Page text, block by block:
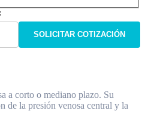
a corto o mediano plazo. Su
de la presión venosa central y la